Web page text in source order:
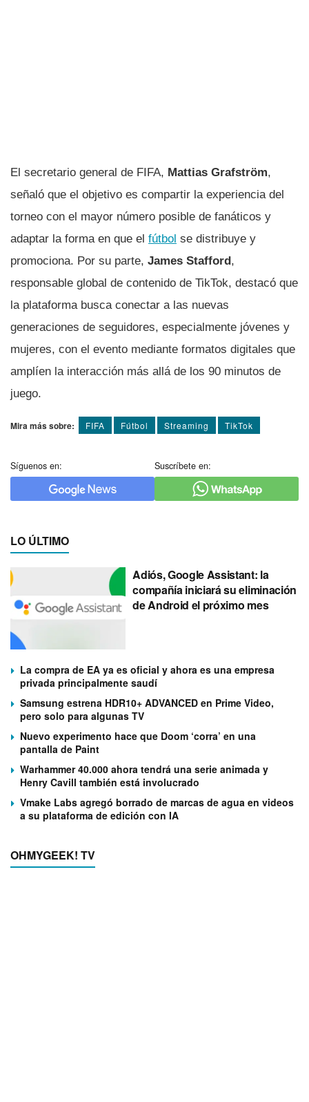
El secretario general de FIFA, Mattias Grafström,
señaló que el objetivo es compartir la experiencia del
torneo con el mayor número posible de fanáticos y
adaptar la forma en que el fútbol se distribuye y
promociona. Por su parte, James Stafford,
responsable global de contenido de TikTok, destacó que
la plataforma busca conectar a las nuevas
generaciones de seguidores, especialmente jóvenes y
mujeres, con el evento mediante formatos digitales que
amplíen la interacción más allá de los 90 minutos de
juego.
Mira más sobre: FIFA Fútbol Streaming TikTok
Síguenos en: Suscríbete en:
LO ÚLTIMO
Adiós, Google Assistant: la
compañía iniciará su eliminación
de Android el próximo mes
La compra de EA ya es oficial y ahora es una empresa
privada principalmente saudí
Samsung estrena HDR10+ ADVANCED en Prime Video,
pero solo para algunas TV
Nuevo experimento hace que Doom ‘corra’ en una
pantalla de Paint
Warhammer 40.000 ahora tendrá una serie animada y
Henry Cavill también está involucrado
Vmake Labs agregó borrado de marcas de agua en videos
a su plataforma de edición con IA
OHMYGEEK! TV